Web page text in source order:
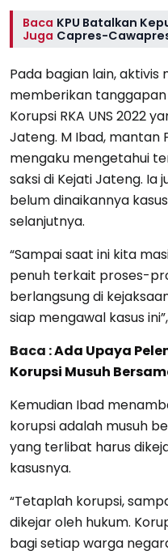
Baca
Juga
KPU Batalkan
Capres-
Pada bagian lain, aktivis
memberikan
Korupsi RKA UNS 2022
Jateng. M Ibad, mantan
mengaku mengetahui
saksi di Kejati Jateng.
belum dinaikannya
selanjutnya.
“Sampai saat ini kita
penuh terkait proses-
berlangsung di
siap mengawal kasus
Baca :Ada Upaya
Korupsi Musuh
Kemudian Ibad
korupsi adalah musuh
yang terlibat harus
kasusnya.
“Tetaplah korupsi,
dikejar oleh hukum.
bagi setiap warga